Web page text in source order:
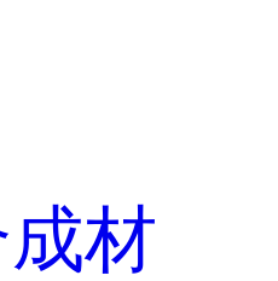
材